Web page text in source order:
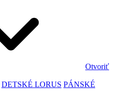
Otvoriť
DETSKÉ LORUS PÁNSKÉ